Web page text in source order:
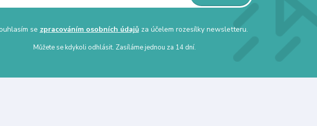
se zpracováním osobních údajůza účelem rozesílky newsletteru.
Můžete se kdykoli odhlásit. Zasíláme jednou za 14 dní.